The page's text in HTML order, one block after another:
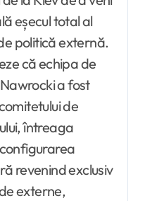
eșecul total al
politică externă.
că echipa de
a fost
de
întreaga
revenind exclusiv
externe,